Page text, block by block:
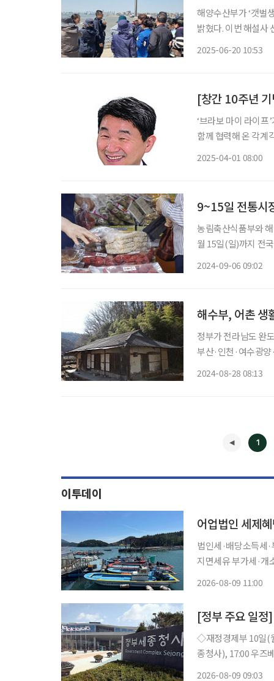
해양수산부가 ‘갯벌
밝혔다. 이번 해설사
2025-06-20 10:53
[창간 10주년
‘브라보 마이 라이프
함께 협력해 온 각계각
2025-04-01 08:00
9~15일 전통시
농림축산식품부와
월 15일(일)까지 전
2024-09-06 09:02
해수부, 어촌 생
정부가 전라남도 완도
부산·인천·여수광
2024-08-28 08:13
1
이투데이
어업법인 세제
법인세·배당소득세
지면세유 부가세·개소세
2026-08-09 11:00
[정부 주요 일
◇재정경제부 10일(월) △KDI 경제동향(2026.8) 11일(화) △경제부총리 10:00 국무회의(세
종청사), 17:00 우즈베키스탄 부총
2026-08-09 09:03